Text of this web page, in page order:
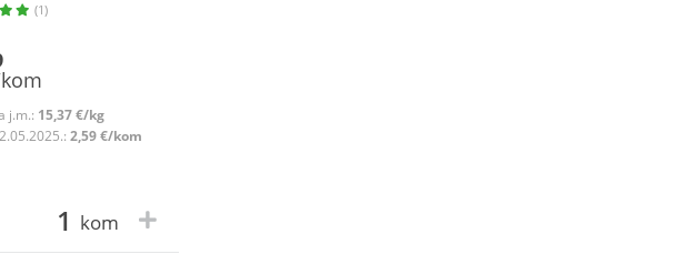
(1)
j.m.: 15,37 €/kg
2,59 €/kom
kom